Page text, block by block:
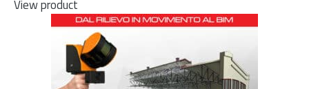
View product